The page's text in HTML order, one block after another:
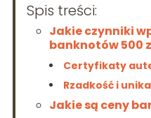
Spis treści:
Jakie czynniki
banknotów 500
Certyfikaty
Rzadkość i
Jakie są ceny